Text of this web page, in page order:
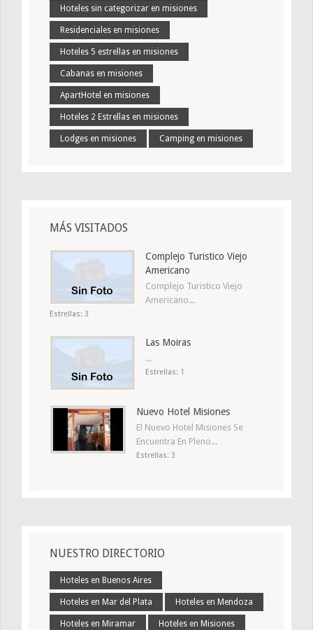
Hoteles sin categorizar en misiones
Residenciales en misiones
Hoteles 5 estrellas en misiones
Cabanas en misiones
ApartHotel en misiones
Hoteles 2 Estrellas en misiones
Lodges en misiones Camping en misiones
MÁS VISITADOS
Complejo Turistico Viejo
Americano
Complejo Turistico Viejo
Americano...
Estrellas: 3
Las Moiras
...
Estrellas: 1
Nuevo Hotel Misiones
El Nuevo Hotel Misiones Se
Encuentra En Pleno...
Estrellas: 3
NUESTRO DIRECTORIO
Hoteles en Buenos Aires
Hoteles en Mar del Plata Hoteles en Mendoza
Hoteles en Miramar Hoteles en Misiones